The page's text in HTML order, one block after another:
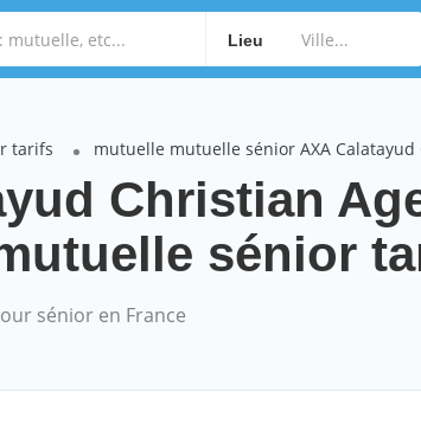
Lieu
tarifs mutuelle mutuelle sénior AXA
Christian
sénior
sénior en France